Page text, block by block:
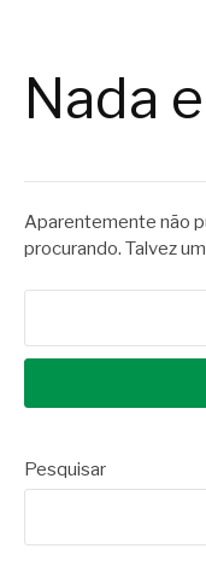
Nada
Aparentemente não
procurando. Talvez
Pesquisar